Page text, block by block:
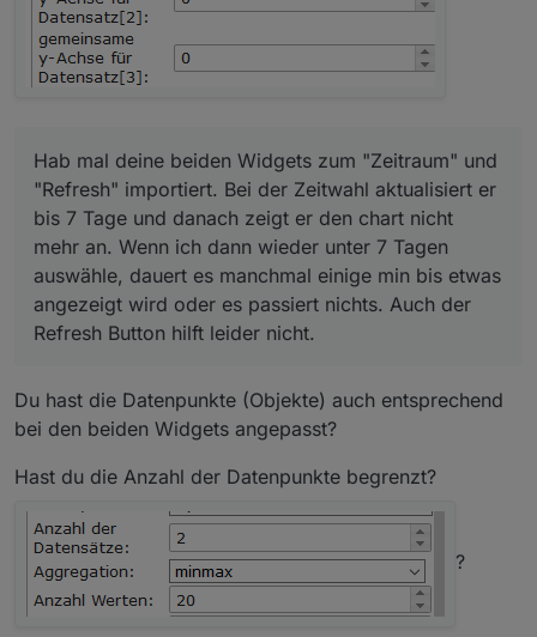
Hab mal deine beiden Widgets zum "Zeitraum" und
"Refresh" importiert. Bei der Zeitwahl aktualisiert er
bis 7 Tage und danach zeigt er den chart nicht
mehr an. Wenn ich dann wieder unter 7 Tagen
auswähle, dauert es manchmal einige min bis etwas
angezeigt wird oder es passiert nichts. Auch der
Refresh Button hilft leider nicht.
Du hast die Datenpunkte (Objekte) auch entsprechend
bei den beiden Widgets angepasst?
Hast du die Anzahl der Datenpunkte begrenzt?
?